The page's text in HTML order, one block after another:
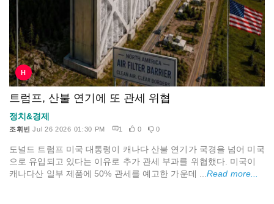
H
트럼프, 산불 연기에 또 관세 위협
정치&경제
조휘빈 Jul 26 2026 01:30 PM 1 0 0
도널드 트럼프 미국 대통령이 캐나다 산불 연기가 국경을 넘어 미국
으로 유입되고 있다는 이유로 추가 관세 부과를 위협했다. 미국이
캐나다산 일부 제품에 50% 관세를 예고한 가운데 ...Read more...